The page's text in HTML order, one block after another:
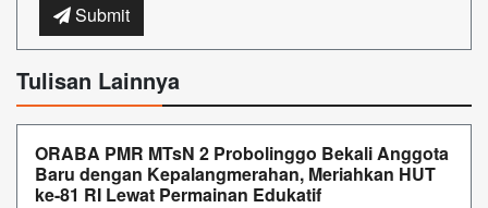
Submit
Tulisan Lainnya
ORABA PMR MTsN 2 Probolinggo Bekali Anggota
Baru dengan Kepalangmerahan, Meriahkan HUT
ke-81 RI Lewat Permainan Edukatif